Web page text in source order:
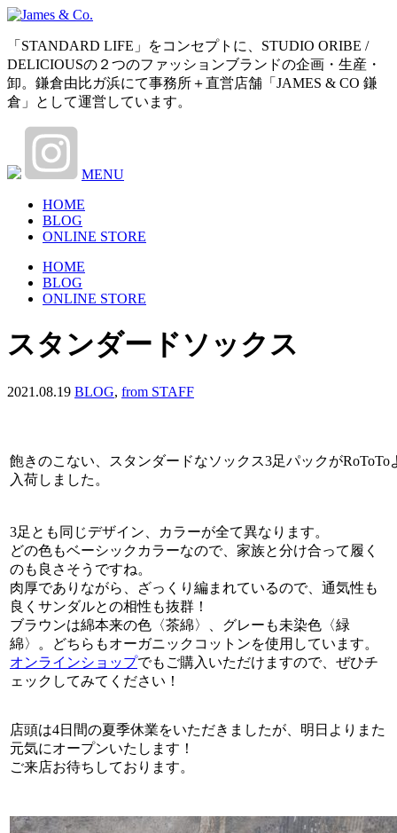
「STANDARD LIFE」をコンセプトに、STUDIO ORIBE /
DELICIOUSの２つのファッションブランドの企画・生産・
卸。鎌倉由比ガ浜にて事務所＋直営店舗「JAMES & CO 鎌
倉」として運営しています。
MENU
HOME
BLOG
ONLINE STORE
HOME
BLOG
ONLINE STORE
スタンダードソックス
2021.08.19 BLOG, from STAFF
飽きのこない、スタンダードなソックス3足パックがRoToTo
入荷しました。
3足とも同じデザイン、カラーが全て異なります。
どの色もベーシックカラーなので、家族と分け合って履く
のも良さそうですね。
肉厚でありながら、ざっくり編まれているので、通気性も
良くサンダルとの相性も抜群！
ブラウンは綿本来の色〈茶綿〉、グレーも未染色〈緑
綿〉。どちらもオーガニックコットンを使用しています。
オンラインショップでもご購入いただけますので、ぜひチ
ェックしてみてください！
店頭は4日間の夏季休業をいただきましたが、明日よりまた
元気にオープンいたします！
ご来店お待ちしております。